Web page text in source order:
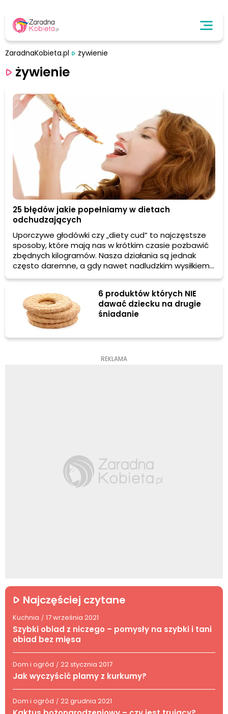
ZaradnaKobieta.pl żywienie
żywienie
25 błędów jakie popełniamy w dietach
odchudzających
Uporczywe głodówki czy „diety cud” to najczęstsze
sposoby, które mają nas w krótkim czasie pozbawić
zbędnych kilogramów. Nasza działania są jednak
często daremne, a gdy nawet nadludzkim wysiłkiem
uda nam się zrzucić założoną nadwagę to szybko
efekt jojo. Jaki jest więc sekret osób, którym udaje się
utrzymać ładną sylwetkę nawet po zakończeniu
procesu odchudzania się? Przede wszystkim
zrównoważona dieta, z odpowiednio dobranymi
składnikami oraz codzienna dawka wysiłku fizycznego
ruch na świeżym powietrzu.
6 produktów których NIE
dawać dziecku na drugie
śniadanie
REKLAMA
Najczęściej czytane
Kuchnia / 17 września 2021
Szybki obiad z niczego – pomysły na szybki i tani
obiad bez mięsa
Dom i ogród / 22 stycznia 2017
Jak wyczyścić plamy z kurkumy?
Dom i ogród / 22 grudnia 2021